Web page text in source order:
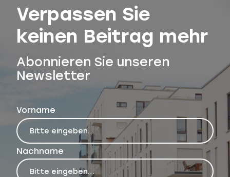
Verpassen Sie
keinen Beitrag mehr
Abonnieren Sie unseren
Newsletter
Vorname
Nachname